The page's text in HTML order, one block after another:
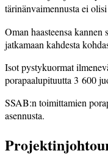
tärinänvaimennusta ei
Oman haasteensa
jatkamaan kahdesta
Isot pystykuormat
porapaalupituutta 3 600
SSAB:n toimittamien
asennusta.